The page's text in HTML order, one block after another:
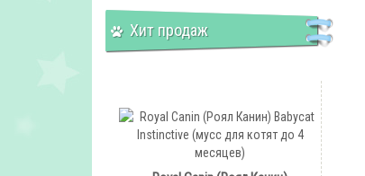
Хит продаж
Dax (Дакс) паштет (с
курицей)
Megan (Меган) Pożywienie dla